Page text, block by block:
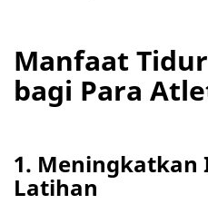
Manfaat
bagi Para
1. Meningkatkan
Latihan